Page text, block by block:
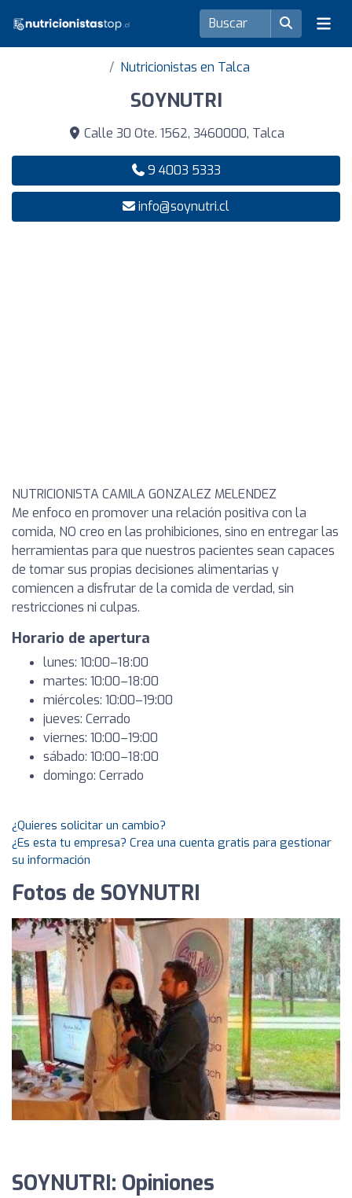
Nutricionistas en Talca
SOYNUTRI
Calle 30 Ote. 1562, 3460000, Talca
9 4003 5333
info@soynutri.cl
NUTRICIONISTA CAMILA GONZALEZ MELENDEZ
Me enfoco en promover una relación positiva con la
comida, NO creo en las prohibiciones, sino en entregar las
herramientas para que nuestros pacientes sean capaces
de tomar sus propias decisiones alimentarias y
comiencen a disfrutar de la comida de verdad, sin
restricciones ni culpas.
Horario de apertura
lunes: 10:00–18:00
martes: 10:00–18:00
miércoles: 10:00–19:00
jueves: Cerrado
viernes: 10:00–19:00
sábado: 10:00–18:00
domingo: Cerrado
¿Quieres solicitar un cambio?
¿Es esta tu empresa? Crea una cuenta gratis para gestionar
su información
Fotos de SOYNUTRI
SOYNUTRI: Opiniones